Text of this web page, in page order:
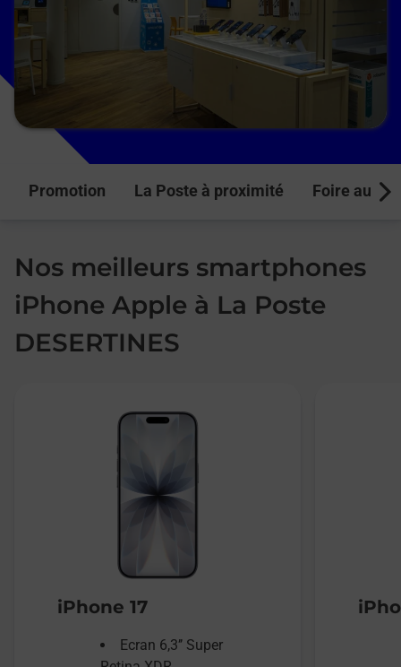
Promotion La Poste à proximité Foire aux
Nos meilleurs smartphones
iPhone Apple à La Poste
DESERTINES
iPhone 17
Ecran 6,3’’ Super